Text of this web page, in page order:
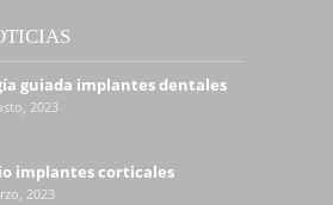
guiada implantes dentales
2023
implantes corticales
2023